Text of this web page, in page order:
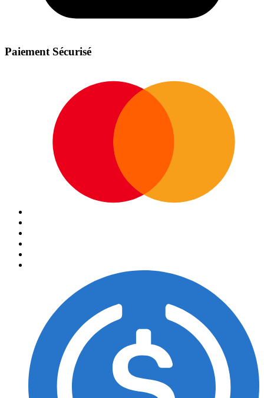
Paiement Sécurisé